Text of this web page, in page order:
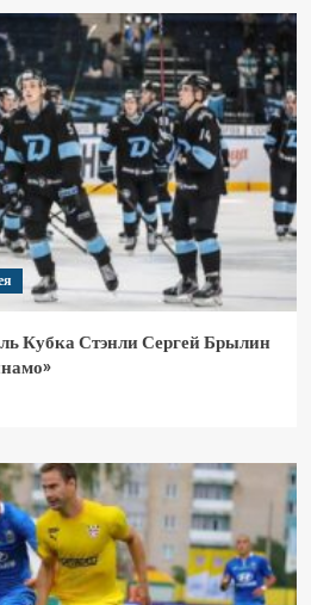
Кубка Стэнли Сергей Брылин